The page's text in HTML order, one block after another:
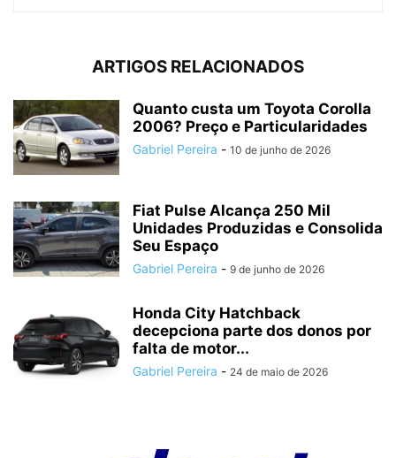
ARTIGOS RELACIONADOS
Quanto custa um Toyota Corolla
2006? Preço e Particularidades
Gabriel Pereira - 10 de junho de 2026
Fiat Pulse Alcança 250 Mil
Unidades Produzidas e Consolida
Seu Espaço
Gabriel Pereira - 9 de junho de 2026
Honda City Hatchback
decepciona parte dos donos por
falta de motor...
Gabriel Pereira - 24 de maio de 2026